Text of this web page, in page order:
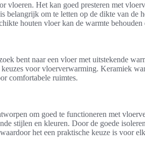
vloeren. Het kan goed presteren met
belangrijk om te letten op de dikte van de
houten vloer kan de warmte behouden
bent naar een vloer met uitstekende
voor vloerverwarming. Keramiek
comfortabele ruimtes.
om goed te functioneren met
stijlen en kleuren. Door de goede
het een praktische keuze is voor